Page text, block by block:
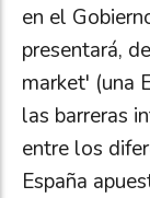
en el
presentará,
market' (una
las barreras
entre los
España